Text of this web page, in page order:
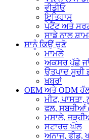
ਵੀਡੀਓ
ਇਤਿਹਾਸ
ਪੇਟੈਂਟ ਅਤੇ
ਸਾਡੇ ਨਾਲ
ਸਾਨੂੰ ਕਿਉਂ ਚੁਣੋ
ਮਾਮਲੇ
ਅਕਸਰ ਪੁੱਛੇ
ਉਤਪਾਦ ਸੂਚੀ
ਖ਼ਬਰਾਂ
OEM ਅਤੇ ODM
ਮੀਟ,
ਫਲ, ਸਬਜ਼ੀਆਂ
ਮਸਾਲੇ,
ਸਟਾਰਚ ਘੋਲ
ਅਨਾਜ, ਫੀਡ,